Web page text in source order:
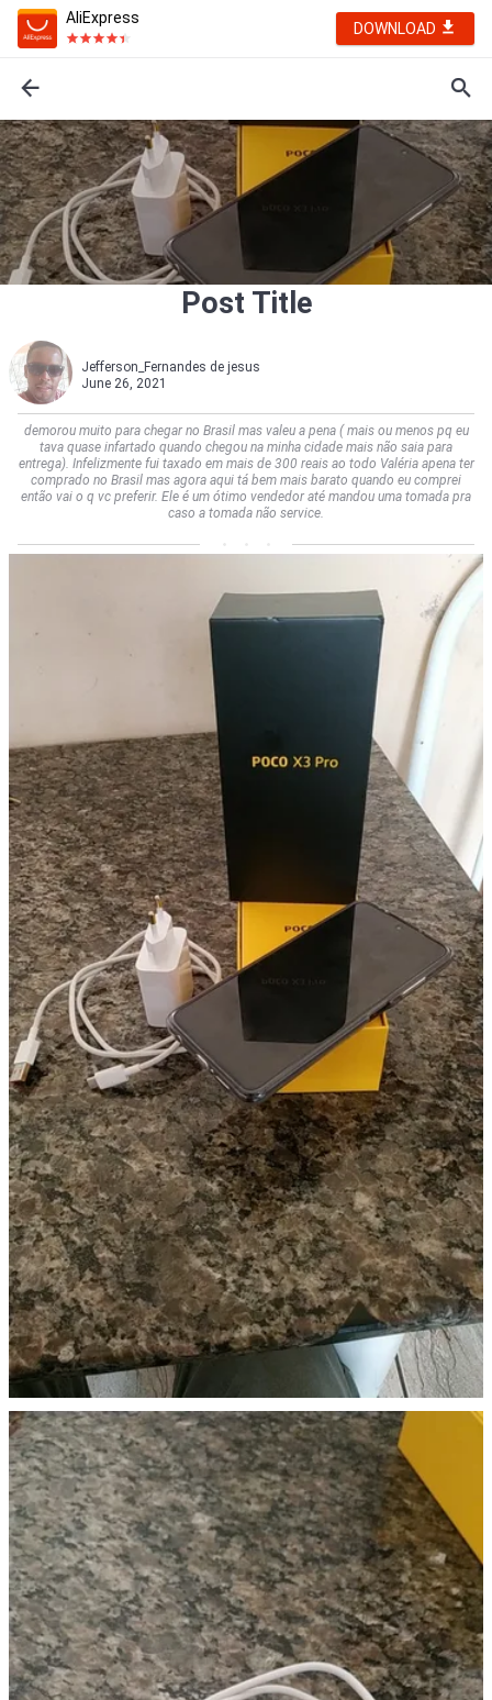
AliExpress
DOWNLOAD
Post Title
Jefferson_Fernandes de jesus
June 26, 2021
demorou muito para chegar no Brasil mas valeu a pena ( mais ou menos pq eu
tava quase infartado quando chegou na minha cidade mais não saia para
entrega). Infelizmente fui taxado em mais de 300 reais ao todo Valéria apena ter
comprado no Brasil mas agora aqui tá bem mais barato quando eu comprei
então vai o q vc preferir. Ele é um ótimo vendedor até mandou uma tomada pra
caso a tomada não service.